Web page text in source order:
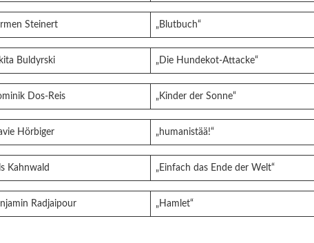
Steinert „Blutbuch“
Buldyrski „Die Hundekot-Attacke“
Dos-Reis „Kinder der Sonne“
Hörbiger „humanistää!“
Kahnwald „Einfach das Ende der Welt“
Radjaipour „Hamlet“